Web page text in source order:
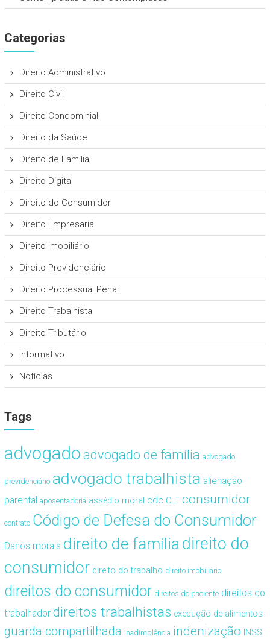
Categorias
Direito Administrativo
Direito Civil
Direito Condominial
Direito da Saúde
Direito de Família
Direito Digital
Direito do Consumidor
Direito Empresarial
Direito Imobiliário
Direito Previdenciário
Direito Processual Penal
Direito Trabalhista
Direito Tributário
Informativo
Notícias
Tags
advogado advogado de família advogado
previdenciário advogado trabalhista alienação
parental aposentadoria assédio moral cdc CLT consumidor
contrato Código de Defesa do Consumidor
Danos morais direito de famíliadireito do
consumidor direito do trabalho direito imobiliário
direitos do consumidor direitos do paciente direitos do
trabalhador direitos trabalhistas execução de alimentos
guarda compartilhada inadimplência indenização INSS